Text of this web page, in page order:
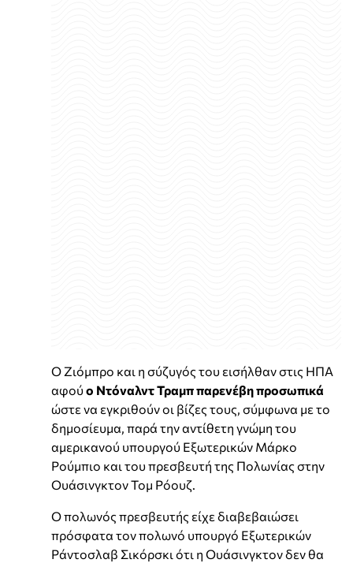
Ο Ζιόμπρο και η σύζυγός του εισήλθαν στις ΗΠΑ
αφούο Ντόναλντ Τραμπ παρενέβη προσωπικά
ώστε να εγκριθούν οι βίζες τους, σύμφωνα με το
δημοσίευμα, παρά την αντίθετη γνώμη του
αμερικανού υπουργού Εξωτερικών Μάρκο
Ρούμπιο και του πρεσβευτή της Πολωνίας στην
Ουάσινγκτον Τομ Ρόουζ.
Ο πολωνός πρεσβευτής είχε διαβεβαιώσει
πρόσφατα τον πολωνό υπουργό Εξωτερικών
Ράντοσλαβ Σικόρσκι ότι η Ουάσινγκτον δεν θα